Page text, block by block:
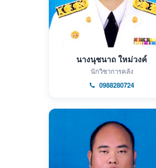
นางนุชนาถ ใหม่วงค์
นักวิชาการคลัง
0988280724